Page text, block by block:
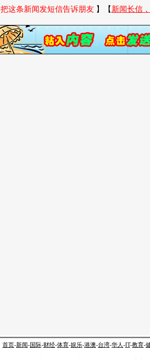
把这条新闻发短信告诉朋友】【 新闻长信
首页-新闻-国际-财经-体育-娱乐-港澳-台湾-华人-IT-教育-